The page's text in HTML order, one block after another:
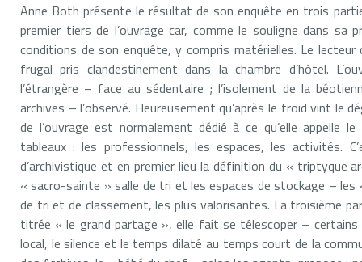
Anne Both présente le résultat de son enquête en trois
premier tiers de l’ouvrage car, comme le souligne dans sa
conditions de son enquête, y compris matérielles. Le
frugal pris clandestinement dans la chambre d’hôtel.
l’étrangère – face au sédentaire ; l’isolement de la
archives – l’observé. Heureusement qu’après le froid vint le
de l’ouvrage est normalement dédié à ce qu’elle appelle
tableaux : les professionnels, les espaces, les activités.
d’archivistique et en premier lieu la définition du « triptyque
« sacro-sainte » salle de tri et les espaces de stockage –
de tri et de classement, les plus valorisantes. La troisième
titrée « le grand partage », elle fait se télescoper –
local, le silence et le temps dilaté au temps court de la